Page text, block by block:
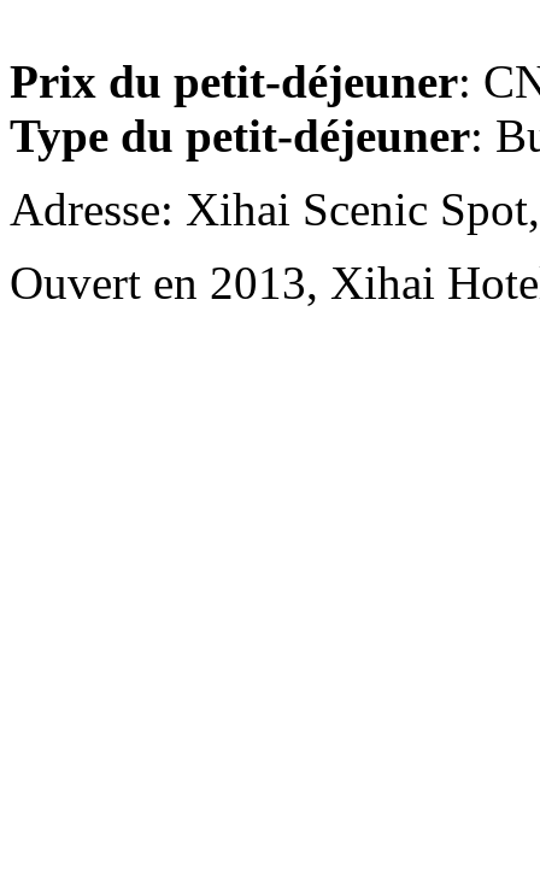
Prix du petit-déjeuner:
Type du petit-déjeuner:
Adresse: Xihai Scenic
Ouvert en 2013, Xihai